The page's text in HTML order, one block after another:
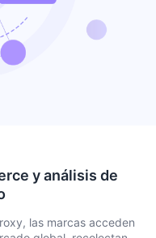
y análisis de
las marcas acceden